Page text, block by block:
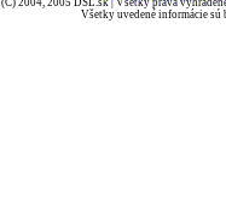
(C) 2004, 2005 DSL.sk | Všetky práva
Všetky uvedené informácie sú